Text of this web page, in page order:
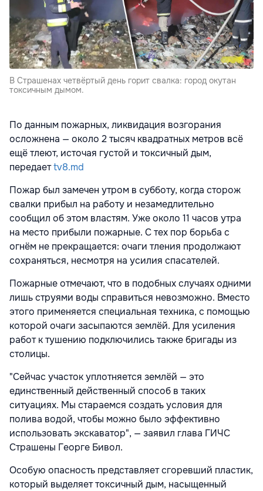
В Страшенах четвёртый день горит свалка: город окутан
токсичным дымом.
По данным пожарных, ликвидация возгорания
осложнена — около 2 тысяч квадратных метров всё
ещё тлеют, источая густой и токсичный дым,
передаетtv8.md
Пожар был замечен утром в субботу, когда сторож
свалки прибыл на работу и незамедлительно
сообщил об этом властям. Уже около 11 часов утра
на место прибыли пожарные. С тех пор борьба с
огнём не прекращается: очаги тления продолжают
сохраняться, несмотря на усилия спасателей.
Пожарные отмечают, что в подобных случаях одними
лишь струями воды справиться невозможно. Вместо
этого применяется специальная техника, с помощью
которой очаги засыпаются землёй. Для усиления
работ к тушению подключились также бригады из
столицы.
"Сейчас участок уплотняется землёй — это
единственный действенный способ в таких
ситуациях. Мы стараемся создать условия для
полива водой, чтобы можно было эффективно
использовать экскаватор", — заявил глава ГИЧС
Страшены Георге Бивол.
Особую опасность представляет сгоревший пластик,
который выделяет токсичный дым, насыщенный